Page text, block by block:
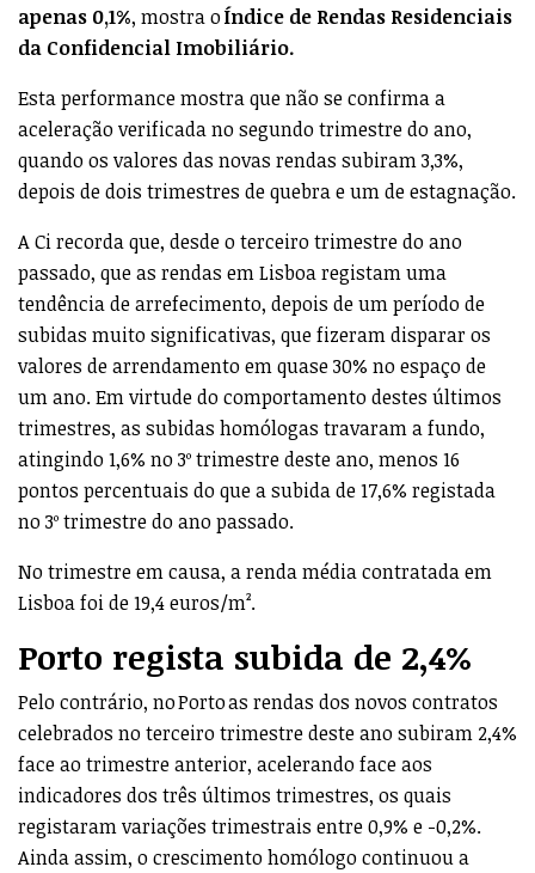
apenas 0,1%, mostra oÍndice de Rendas Residenciais
da Confidencial Imobiliário.
Esta performance mostra que não se confirma a
aceleração verificada no segundo trimestre do ano,
quando os valores das novas rendas subiram 3,3%,
depois de dois trimestres de quebra e um de estagnação.
A Ci recorda que, desde o terceiro trimestre do ano
passado, que as rendas em Lisboa registam uma
tendência de arrefecimento, depois de um período de
subidas muito significativas, que fizeram disparar os
valores de arrendamento em quase 30% no espaço de
um ano. Em virtude do comportamento destes últimos
trimestres, as subidas homólogas travaram a fundo,
atingindo 1,6% no 3º trimestre deste ano, menos 16
pontos percentuais do que a subida de 17,6% registada
no 3º trimestre do ano passado.
No trimestre em causa, a renda média contratada em
Lisboa foi de 19,4 euros/m².
Porto regista subida de 2,4%
Pelo contrário, no Porto as rendas dos novos contratos
celebrados no terceiro trimestre deste ano subiram 2,4%
face ao trimestre anterior, acelerando face aos
indicadores dos três últimos trimestres, os quais
registaram variações trimestrais entre 0,9% e -0,2%.
Ainda assim, o crescimento homólogo continuou a